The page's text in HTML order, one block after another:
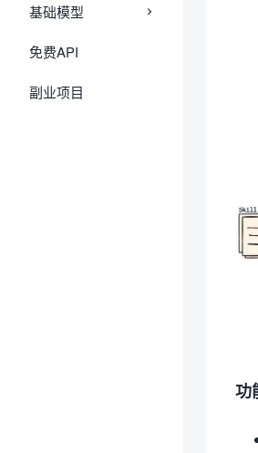
基础模型
免费API
副业项目
功